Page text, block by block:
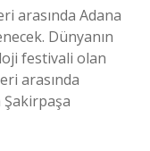
​​arasında Adana
Dünyanın
festivali olan
​​arasında
Şakirpaşa